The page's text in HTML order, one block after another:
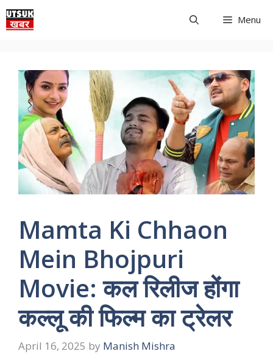
Skip
to
Menu
Mamta Ki Chhaon
Mein Bhojpuri
Movie: कल रिलीज होंगा
कल्लू की फिल्म का ट्रेलर
April 16, 2025 by Manish Mishra